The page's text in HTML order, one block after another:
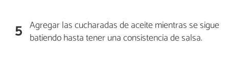
5 Agregar las cucharadas de aceite mientras se sigue
batiendo hasta tener una consistencia de salsa.